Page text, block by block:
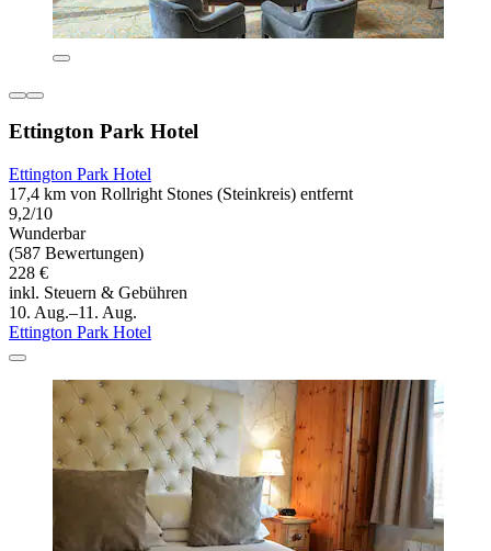
Ettington Park Hotel
Ettington Park Hotel
17,4 km von Rollright Stones (Steinkreis) entfernt
9,2/10
Wunderbar
(587 Bewertungen)
228 €
inkl. Steuern & Gebühren
10. Aug.–11. Aug.
Ettington Park Hotel